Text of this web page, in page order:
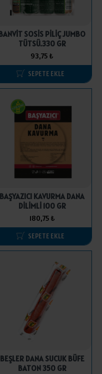
BANVİT SOSİS PİLİÇ JUMBO
TÜTSÜ.330 GR
93,75 ₺
SEPETE EKLE
BAŞYAZICI KAVURMA DANA
DİLİMLİ 100 GR
180,75 ₺
SEPETE EKLE
BEŞLER DANA SUCUK BÜFE
BATON 350 GR